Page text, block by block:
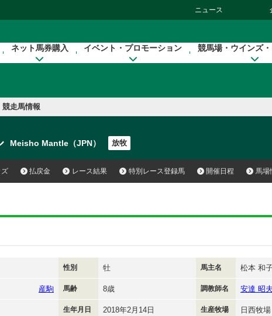
ニュース
ネット馬券購入 イベント・プロモーション 競馬場・ウインズ
競走馬情報
Meisho Mantle（JPN） 放牧
ズ 払戻金 レース結果 特別レース登録馬 開催日程 馬場
性別 牡 馬主名 松本 和
産駒 馬齢 8歳 調教師名 安達 昭夫
生年月日 2018年2月14日 生産牧場 日西牧場